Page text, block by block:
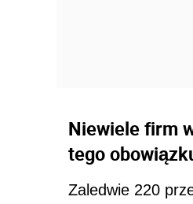
Niewiele firm
tego
Zaledwie 220